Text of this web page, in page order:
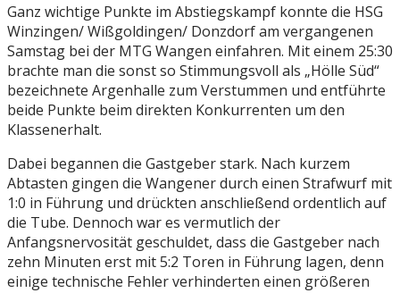
Ganz wichtige Punkte im Abstiegskampf konnte die HSG
Winzingen/ Wißgoldingen/ Donzdorf am vergangenen
Samstag bei der MTG Wangen einfahren. Mit einem 25:30
brachte man die sonst so Stimmungsvoll als „Hölle Süd“
bezeichnete Argenhalle zum Verstummen und entführte
beide Punkte beim direkten Konkurrenten um den
Klassenerhalt.
Dabei begannen die Gastgeber stark. Nach kurzem
Abtasten gingen die Wangener durch einen Strafwurf mit
1:0 in Führung und drückten anschließend ordentlich auf
die Tube. Dennoch war es vermutlich der
Anfangsnervosität geschuldet, dass die Gastgeber nach
zehn Minuten erst mit 5:2 Toren in Führung lagen, denn
einige technische Fehler verhinderten einen größeren